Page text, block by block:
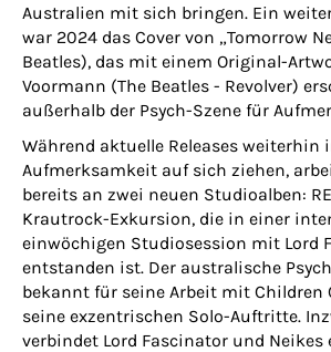
Australien mit sich bringen. Ein
war 2024 das Cover von „Tomorrow
Beatles), das mit einem Original-
Voormann (The Beatles - Revolver)
außerhalb der Psych-Szene für
Während aktuelle Releases
Aufmerksamkeit auf sich ziehen,
bereits an zwei neuen Studioalben:
Krautrock-Exkursion, die in einer
einwöchigen Studiosession mit Lord
entstanden ist. Der australische
bekannt für seine Arbeit mit Children
seine exzentrischen Solo-Auftritte.
verbindet Lord Fascinator und Neikes